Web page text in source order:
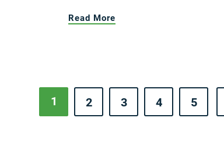
Read More
1 2 3 4 5